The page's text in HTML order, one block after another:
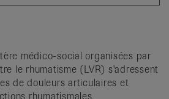
médico-social organisées par
le rhumatisme (LVR) s'adressent
de douleurs articulaires et
rhumatismales.